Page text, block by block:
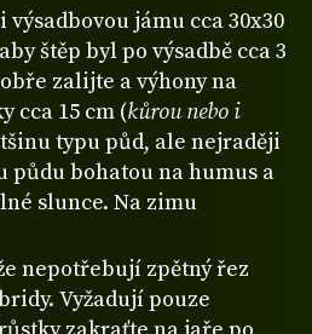
jámu cca 30x30
štěp byl po výsadbě cca 3
zalijte a výhony na
cca 15 cm (kůrou nebo i
typu půd, ale nejraději
bohatou na humus a
slunce. Na zimu
nepotřebují zpětný řez
Vyžadují pouze